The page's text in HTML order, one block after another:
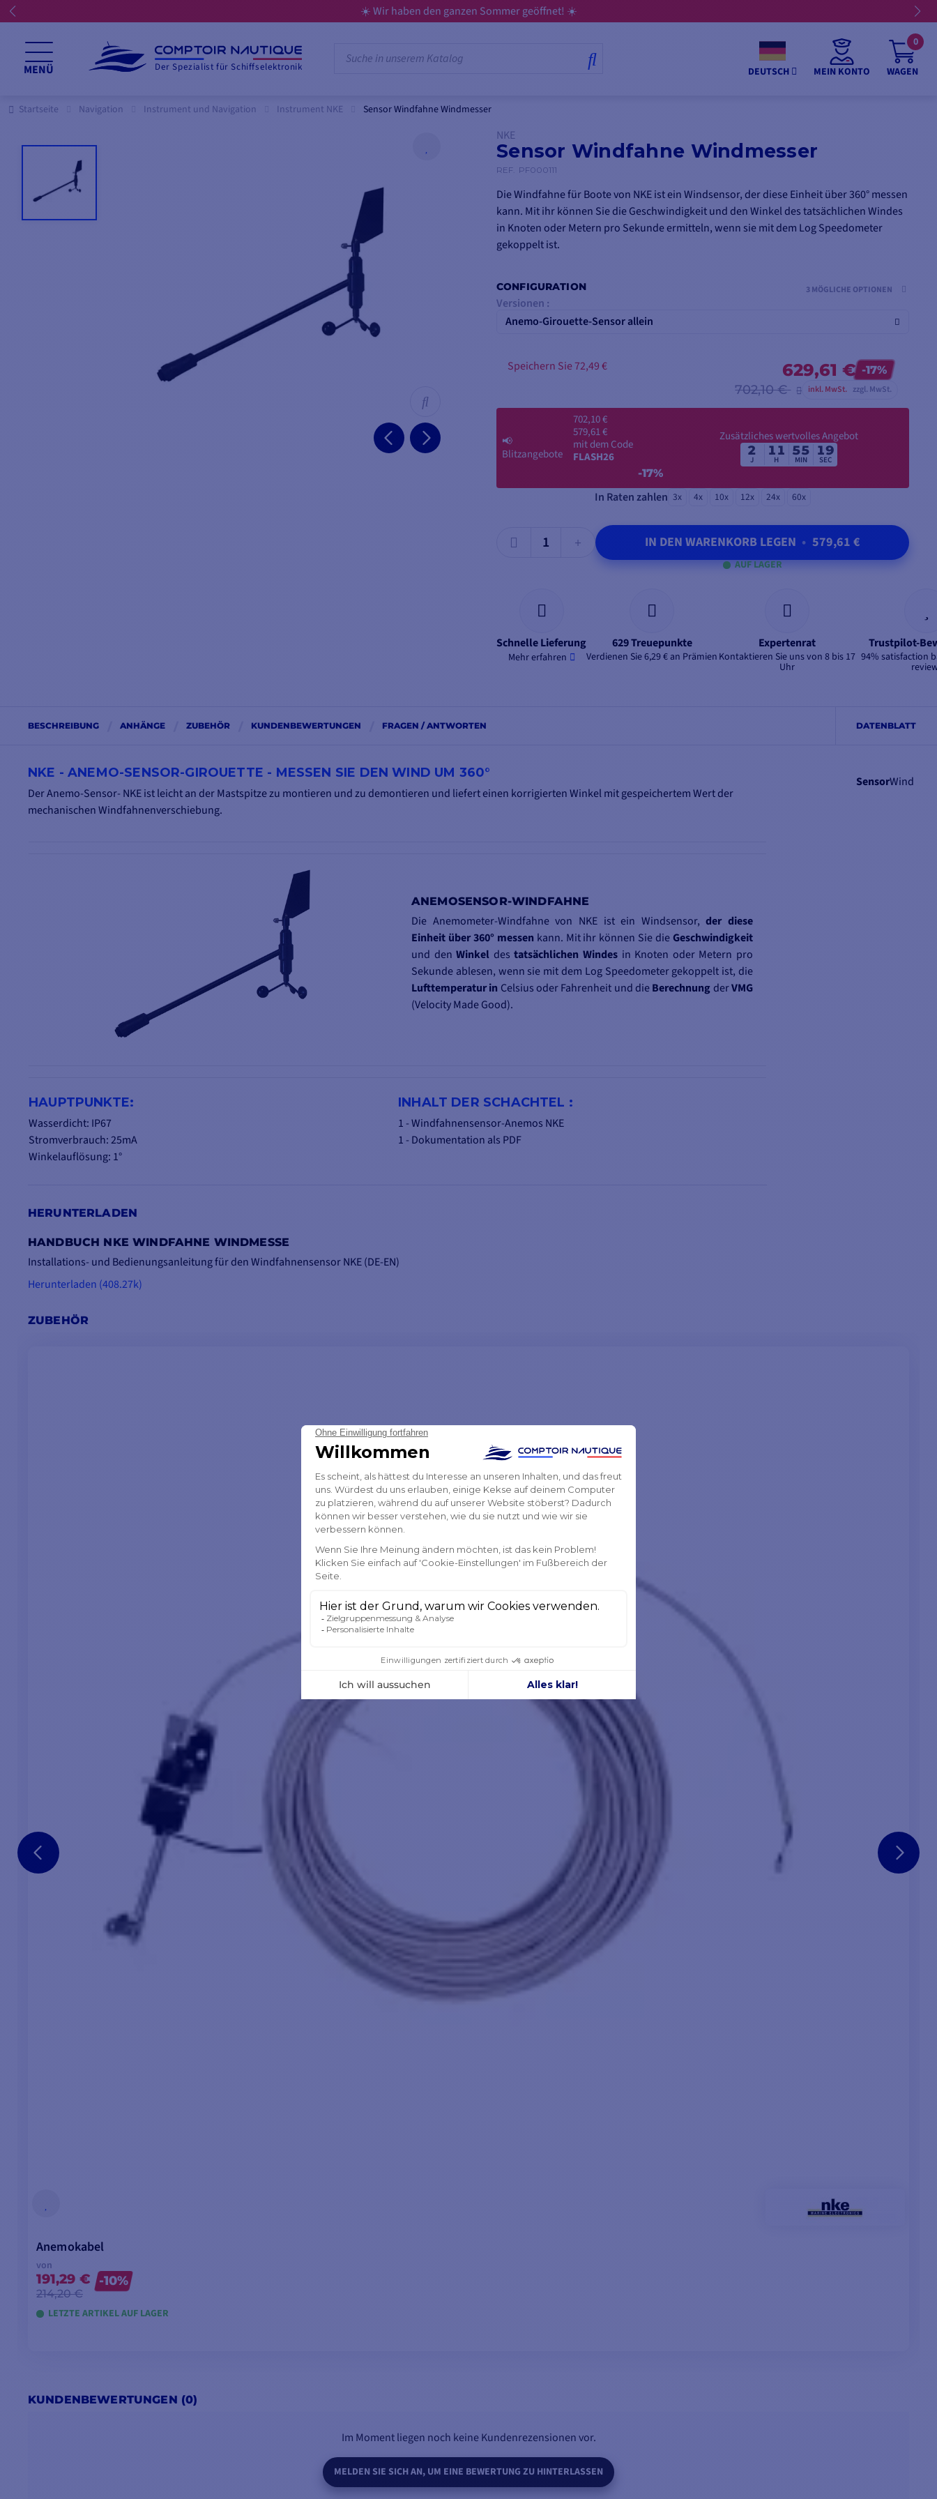
☀️ Wir haben den ganzen Sommer geöffnet! ☀️
MENÜ Der Spezialist für Schiffselektronik DEUTSCH MEIN KONTO WAGEN
0
Startseite Navigation Instrument und Navigation Instrument NKE Sensor Windfahne Windmesser
NKE
Sensor Windfahne Windmesser
REF. PF000111
Die Windfahne für Boote von NKE ist ein Windsensor, der diese Einheit über 360° messen
kann. Mit ihr können Sie die Geschwindigkeit und den Winkel des tatsächlichen Windes
in Knoten oder Metern pro Sekunde ermitteln, wenn sie mit dem Log Speedometer
gekoppelt ist.
CONFIGURATION
Versionen :
Anemo-Girouette-Sensor allein
3 MÖGLICHE OPTIONEN
629,61 € -17%
702,10 € inkl. MwSt. zzgl. MwSt.
Speichern Sie 72,49 €
📢
Blitzangebote
702,10 €
579,61 €
mit dem Code
FLASH26
-17%
Zusätzliches wertvolles Angebot
2
J
11
H
55
MIN
17
SEC
In Raten zahlen 3x 4x 10x 12x 24x 60x
IN DEN WARENKORB LEGEN • 579,61 €
AUF LAGER
Schnelle Lieferung
Mehr erfahren
629 Treuepunkte
Verdienen Sie 6,29 € an Prämien
Expertenrat
Kontaktieren Sie uns von 8 bis 17
Uhr
Trustpilot-
94% satisfaction
DATENBLATT
SensorWind
BESCHREIBUNG ANHÄNGE ZUBEHÖR KUNDENBEWERTUNGEN FRAGEN / ANTWORTEN
NKE - ANEMO-SENSOR-GIROUETTE - MESSEN SIE DEN WIND UM 360°
Der Anemo-Sensor- NKE ist leicht an der Mastspitze zu montieren und zu demontieren und liefert einen korrigierten Winkel mit gespeichertem Wert der
mechanischen Windfahnenverschiebung.
ANEMOSENSOR-WINDFAHNE
Die Anemometer-Windfahne von NKE ist ein Windsensor,der diese
Einheit über 360° messen kann. Mit ihr können Sie dieGeschwindigkeit
und denWinkel destatsächlichen Windes in Knoten oder Metern pro
Sekunde ablesen, wenn sie mit dem Log Speedometer gekoppelt ist, die
Lufttemperatur in Celsius oder Fahrenheit und dieBerechnung derVMG
(Velocity Made Good).
HAUPTPUNKTE:
Wasserdicht: IP67
Stromverbrauch: 25mA
Winkelauflösung: 1°
INHALT DER SCHACHTEL :
1 - Windfahnensensor-Anemos NKE
1 - Dokumentation als PDF
HERUNTERLADEN
HANDBUCH NKE WINDFAHNE WINDMESSE
Installations- und Bedienungsanleitung für den Windfahnensensor NKE (DE-EN)
Herunterladen (408.27k)
ZUBEHÖR
Anemokabel
von
191,29 €
214,20 €
-10%
LETZTE ARTIKEL AUF LAGER
KUNDENBEWERTUNGEN (0)
Im Moment liegen noch keine Kundenrezensionen vor.
MELDEN SIE SICH AN, UM EINE BEWERTUNG ZU HINTERLASSEN